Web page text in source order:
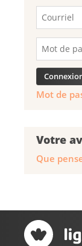
Mot de
Votre
Que